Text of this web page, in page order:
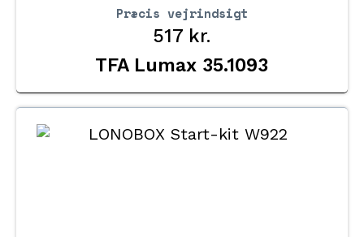
Præcis vejrindsigt
TFA Lumax 35.1093
517 kr.